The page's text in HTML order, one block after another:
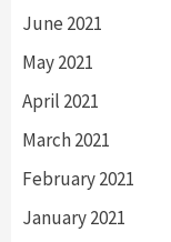
June 2021
May 2021
April 2021
March 2021
February 2021
January 2021